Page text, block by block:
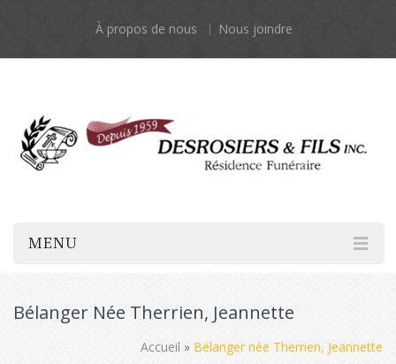
À propos de nous Nous joindre
MENU
Bélanger Née Therrien, Jeannette
Accueil » Bélanger née Therrien, Jeannette